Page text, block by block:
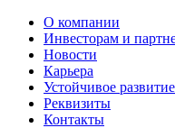
О компании
Инвесторам и
Новости
Карьера
Устойчивое развитие
Реквизиты
Контакты